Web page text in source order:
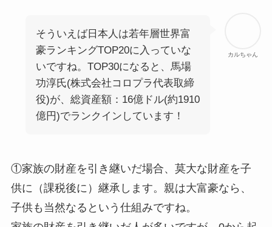
カルちゃん
そういえば日本人は若年層世界富
豪ランキングTOP20に入っていな
いですね。TOP30になると、馬場
功淳氏(株式会社コロプラ代表取締
役)が、総資産額：16億ドル(約1910
億円)でランクインしています！
①家族の財産を引き継いだ場合、莫大な財産を子
供に（課税後に）継承します。親は大富豪なら、
子供も当然なるという仕組みですね。